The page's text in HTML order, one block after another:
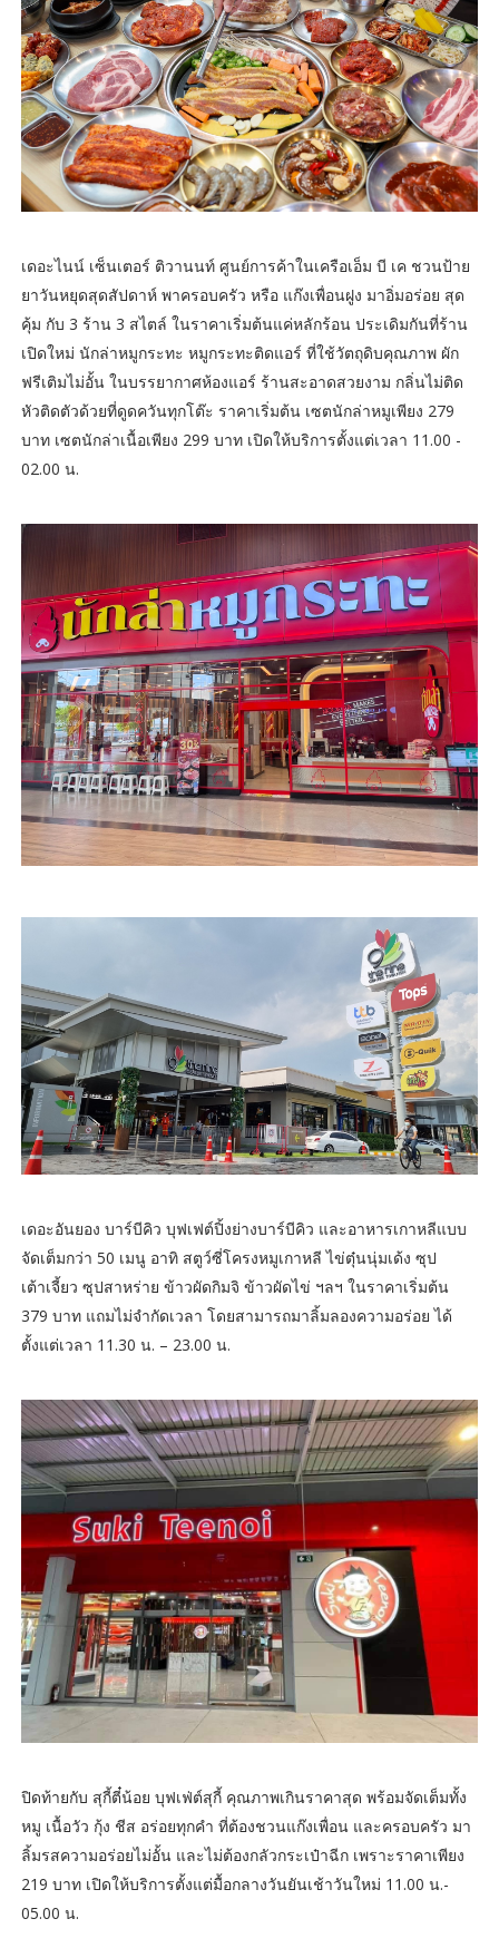
เดอะไนน์ เซ็นเตอร์ ติวานนท์ ศูนย์การค้าในเครือเอ็ม บี เค ชวนป้าย
ยาวันหยุดสุดสัปดาห์ พาครอบครัว หรือ แก๊งเพื่อนฝูง มาอิ่มอร่อย สุด
คุ้ม กับ 3 ร้าน 3 สไตล์ ในราคาเริ่มต้นแค่หลักร้อน ประเดิมกันที่ร้าน
เปิดใหม่ นักล่าหมูกระทะ หมูกระทะติดแอร์ ที่ใช้วัตถุดิบคุณภาพ ผัก
ฟรีเติมไม่อั้น ในบรรยากาศห้องแอร์ ร้านสะอาดสวยงาม กลิ่นไม่ติด
หัวติดตัวด้วยที่ดูดควันทุกโต๊ะ ราคาเริ่มต้น เซตนักล่าหมูเพียง 279
บาท เซตนักล่าเนื้อเพียง 299 บาท เปิดให้บริการตั้งแต่เวลา 11.00 -
02.00 น.
เดอะอันยอง บาร์บีคิว บุฟเฟต์ปิ้งย่างบาร์บีคิว และอาหารเกาหลีแบบ
จัดเต็มกว่า 50 เมนู อาทิ สตูว์ซี่โครงหมูเกาหลี ไข่ตุ๋นนุ่มเด้ง ซุป
เต้าเจี้ยว ซุปสาหร่าย ข้าวผัดกิมจิ ข้าวผัดไข่ ฯลฯ ในราคาเริ่มต้น
379 บาท แถมไม่จำกัดเวลา โดยสามารถมาลิ้มลองความอร่อย ได้
ตั้งแต่เวลา 11.30 น. – 23.00 น.
ปิดท้ายกับ สุกี้ตี๋น้อย บุฟเฟ่ต์สุกี้ คุณภาพเกินราคาสุด พร้อมจัดเต็มทั้ง
หมู เนื้อวัว กุ้ง ชีส อร่อยทุกคำ ที่ต้องชวนแก๊งเพื่อน และครอบครัว มา
ลิ้มรสความอร่อยไม่อั้น และไม่ต้องกลัวกระเป๋าฉีก เพราะราคาเพียง
219 บาท เปิดให้บริการตั้งแต่มื้อกลางวันยันเช้าวันใหม่ 11.00 น.-
05.00 น.